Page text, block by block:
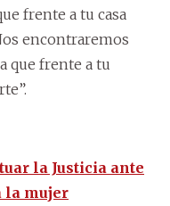
frente a tu casa
encontraremos
que frente a tu
la Justicia ante
la mujer